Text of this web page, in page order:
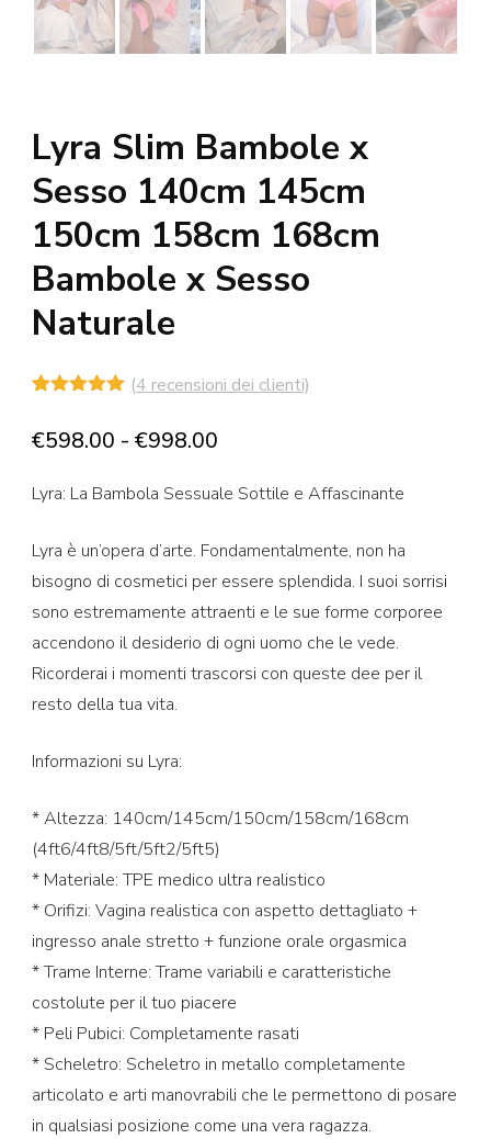
Lyra Slim Bambole x
Sesso 140cm 145cm
150cm 158cm 168cm
Bambole x Sesso
Naturale
su base
(4 recensioni dei clienti)
€598.00 - €998.00
prezzo:
€598.00
€998.00
Lyra: La Bambola Sessuale Sottile e Affascinante
Lyra è un’opera d’arte. Fondamentalmente, non ha
bisogno di cosmetici per essere splendida. I suoi sorrisi
sono estremamente attraenti e le sue forme corporee
accendono il desiderio di ogni uomo che le vede.
Ricorderai i momenti trascorsi con queste dee per il
resto della tua vita.
Informazioni su Lyra:
* Altezza: 140cm/145cm/150cm/158cm/168cm
(4ft6/4ft8/5ft/5ft2/5ft5)
* Materiale: TPE medico ultra realistico
* Orifizi: Vagina realistica con aspetto dettagliato +
ingresso anale stretto + funzione orale orgasmica
* Trame Interne: Trame variabili e caratteristiche
costolute per il tuo piacere
* Peli Pubici: Completamente rasati
* Scheletro: Scheletro in metallo completamente
articolato e arti manovrabili che le permettono di posare
in qualsiasi posizione come una vera ragazza.